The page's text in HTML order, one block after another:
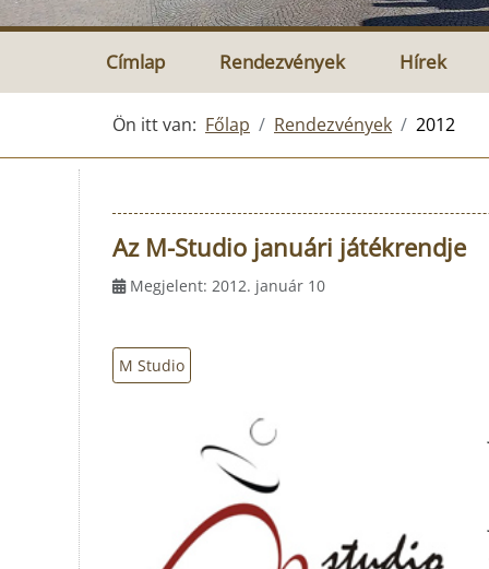
Címlap Rendezvények Hírek
Ön itt van: Főlap Rendezvények 2012
Az M-Studio januári játékrendje
Megjelent: 2012. január 10
M Studio